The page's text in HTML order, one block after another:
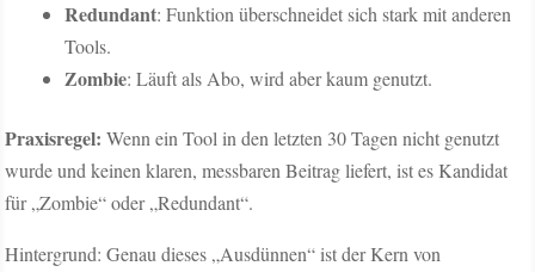
Redundant: Funktion überschneidet sich stark mit anderen
Tools.
Zombie: Läuft als Abo, wird aber kaum genutzt.
Praxisregel: Wenn ein Tool in den letzten 30 Tagen nicht genutzt
wurde und keinen klaren, messbaren Beitrag liefert, ist es Kandidat
für „Zombie“ oder „Redundant“.
Hintergrund: Genau dieses „Ausdünnen“ ist der Kern von